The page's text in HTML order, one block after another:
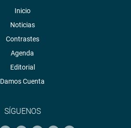
Inicio
Noticias
Contrastes
Agenda
Editorial
Damos Cuenta
SÍGUENOS